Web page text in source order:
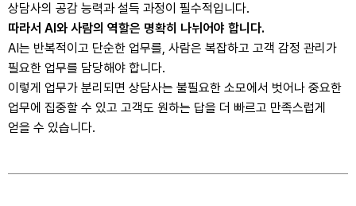
상담사의 공감 능력과 설득 과정이 필수적입니다.
따라서 AI와 사람의 역할은 명확히 나뉘어야 합니다.
AI는 반복적이고 단순한 업무를, 사람은 복잡하고 고객 감정 관리가
필요한 업무를 담당해야 합니다.
이렇게 업무가 분리되면 상담사는 불필요한 소모에서 벗어나 중요한
업무에 집중할 수 있고 고객도 원하는 답을 더 빠르고 만족스럽게
얻을 수 있습니다.